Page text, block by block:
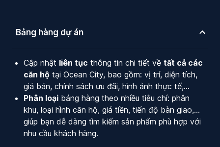
Bảng hàng dự án
Cập nhật liên tục thông tin chi tiết về tất cả các
căn hộ tại Ocean City, bao gồm: vị trí, diện tích,
giá bán, chính sách ưu đãi, hình ảnh thực tế,...
Phân loại bảng hàng theo nhiều tiêu chí: phân
khu, loại hình căn hộ, giá tiền, tiến độ bàn giao,...
giúp bạn dễ dàng tìm kiếm sản phẩm phù hợp với
nhu cầu khách hàng.